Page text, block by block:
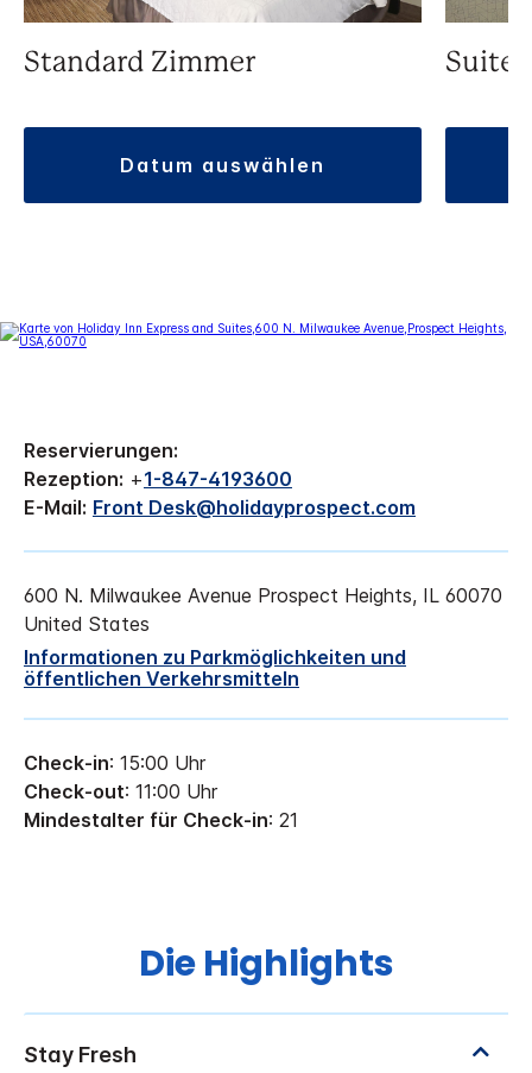
Standard Zimmer
datum auswählen
Suite
Reservierungen:
Rezeption: +1-847-4193600
E-Mail: Front Desk@holidayprospect.com
600 N. Milwaukee Avenue Prospect Heights, IL 60070
United States
Informationen zu Parkmöglichkeiten und
öffentlichen Verkehrsmitteln
Check-in: 15:00 Uhr
Check-out: 11:00 Uhr
Mindestalter für Check-in: 21
Die Highlights